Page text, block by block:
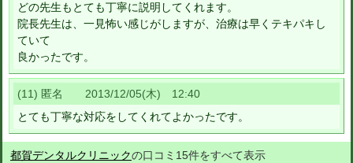
どの先生もとても丁寧に説明してくれます。
院長先生は、一見怖い感じがしますが、治療は早くテキパキし
ていて
良かったです。
(11) 匿名 2013/12/05(木) 12:40
とても丁寧な対応をしてくれてよかったです。
都賀デンタルクリニックの口コミ15件をすべて表示